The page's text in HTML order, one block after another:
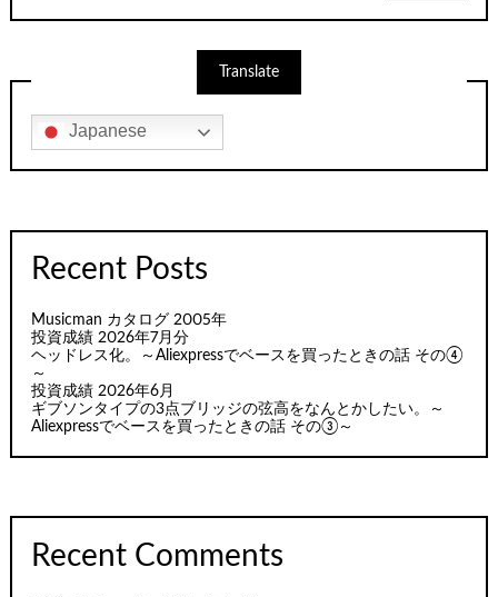
Translate
Japanese
Recent Posts
Musicman カタログ 2005年
投資成績 2026年7月分
ヘッドレス化。～Aliexpressでベースを買ったときの話 その④
～
投資成績 2026年6月
ギブソンタイプの3点ブリッジの弦高をなんとかしたい。～
Aliexpressでベースを買ったときの話 その③～
Recent Comments